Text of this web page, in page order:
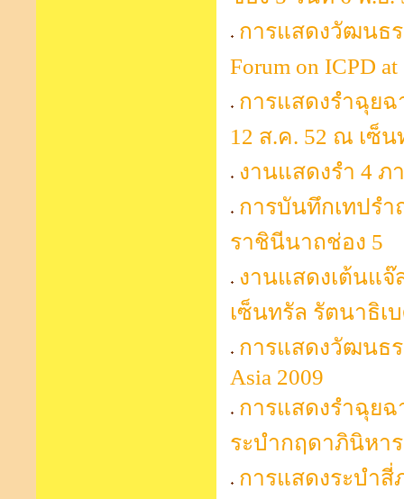
การแสดงวัฒนธร
Forum on ICPD
การแสดงรำฉุย
12 ส.ค. 52 ณ เซ็
งานแสดงรำ 4
การบันทึกเทปรำ
ราชินีนาถช่อง 5
งานแสดงเต้นแ
เซ็นทรัล รัตนาธิเ
การแสดงวัฒนธร
Asia 2009
การแสดงรำฉุย
ระบำกฤดาภินิหา
การแสดงระบำสี่